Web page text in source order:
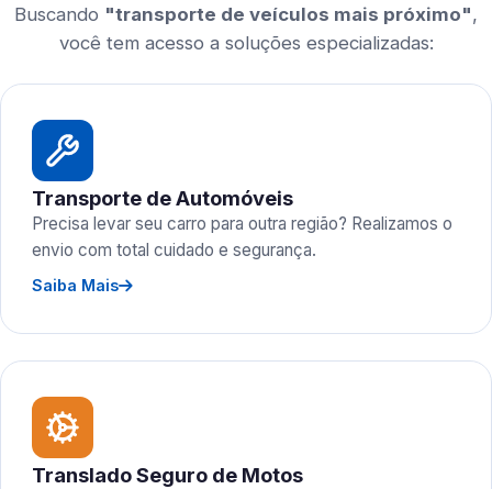
Buscando "transporte de veículos mais próximo",
você tem acesso a soluções especializadas:
Transporte de Automóveis
Precisa levar seu carro para outra região? Realizamos o
envio com total cuidado e segurança.
Saiba Mais
Translado Seguro de Motos